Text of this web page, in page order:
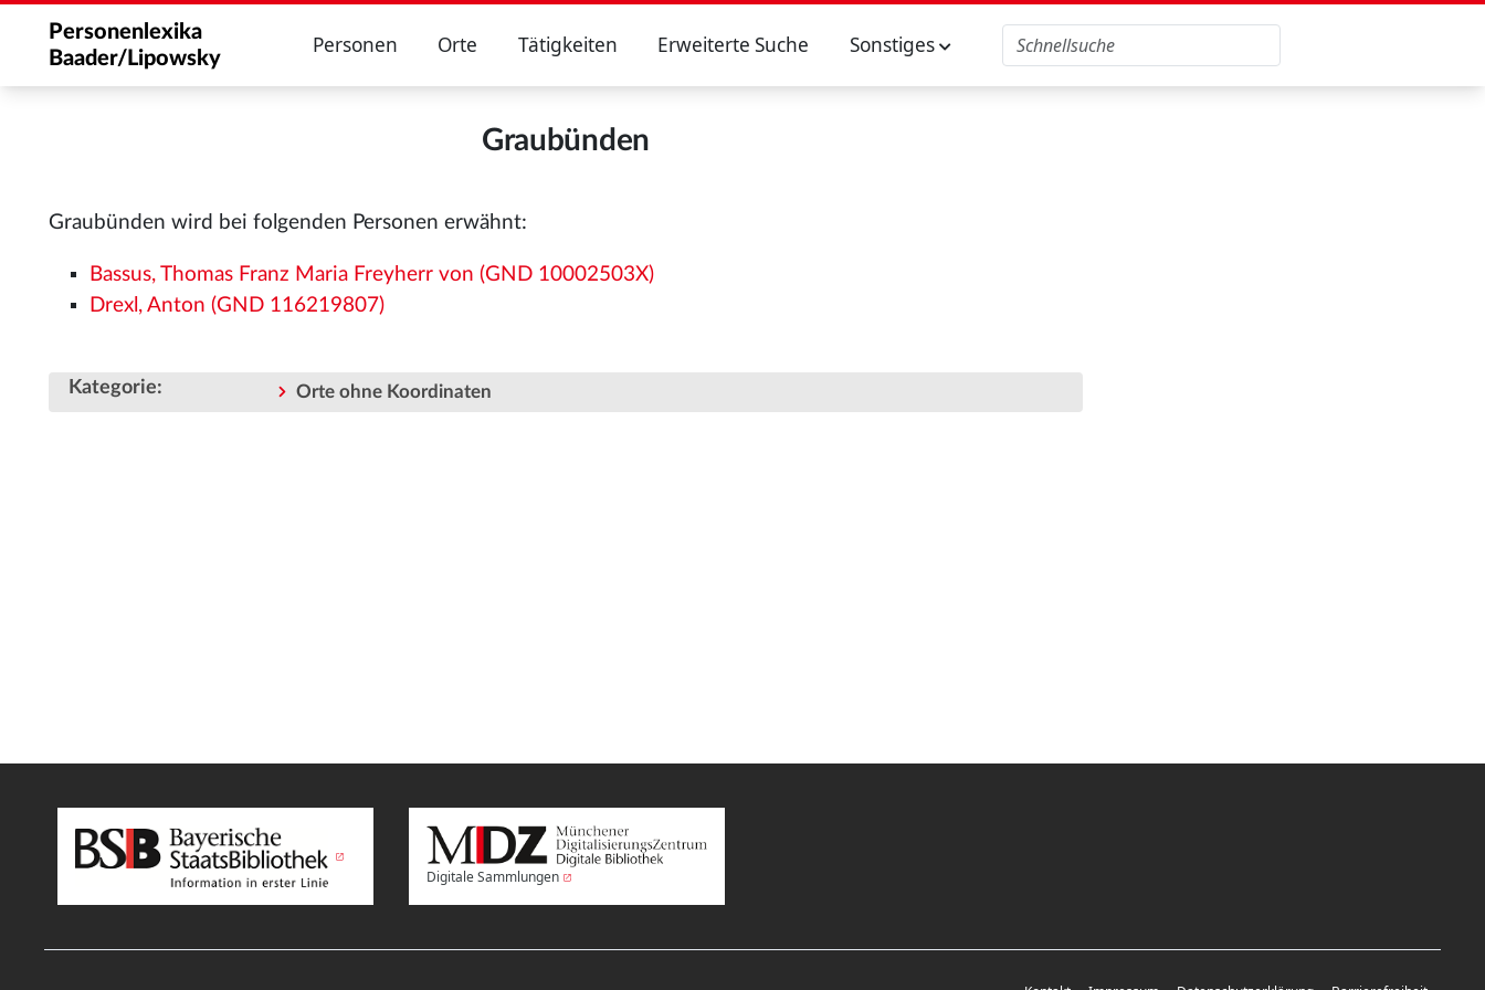
Personenlexika
Baader/Lipowsky
Personen Orte Tätigkeiten Erweiterte Suche Sonstiges
Graubünden
Graubünden wird bei folgenden Personen erwähnt:
Bassus, Thomas Franz Maria Freyherr von (GND 10002503X)
Drexl, Anton (GND 116219807)
Kategorie: Orte ohne Koordinaten
Digitale Sammlungen